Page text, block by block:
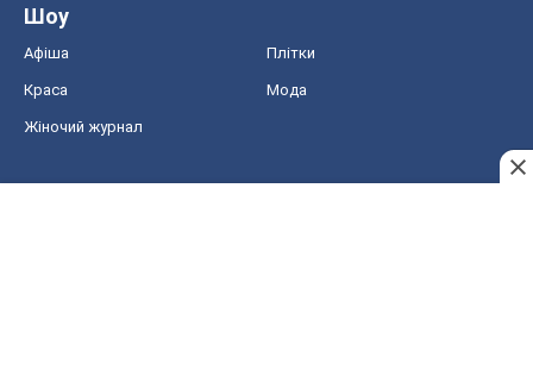
Шоу
Афіша Плітки
Краса Мода
Жіночий журнал